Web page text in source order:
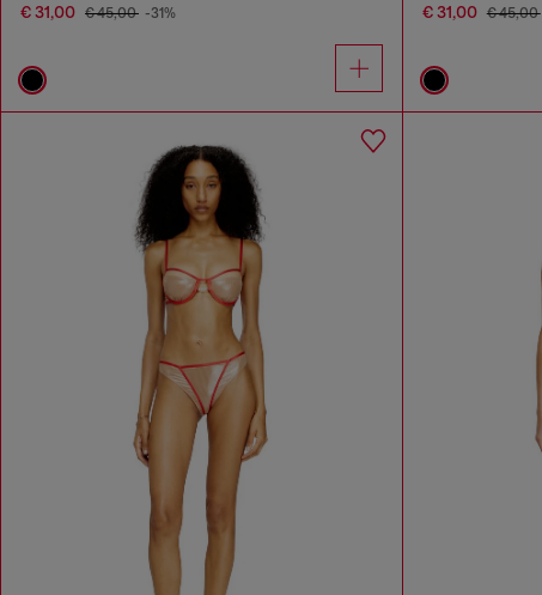
€ 31,00 € 45,00 -31% € 31,00 € 45,00